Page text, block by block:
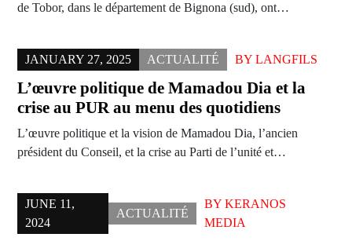
de Tobor, dans le département de Bignona (sud), ont…
JANUARY 27, 2025 ACTUALITÉ BY LANGFILS
L’œuvre politique de Mamadou Dia et la
crise au PUR au menu des quotidiens
L’œuvre politique et la vision de Mamadou Dia, l’ancien
président du Conseil, et la crise au Parti de l’unité et…
JUNE 11,
2024
ACTUALITÉ
BY KERANOS
MEDIA